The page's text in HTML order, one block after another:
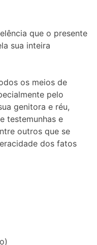
que o presente
sua inteira
os meios de
pelo
genitora e réu,
testemunhas e
outros que se
dos fatos